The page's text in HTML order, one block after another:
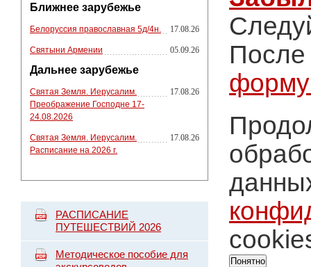
Ближнее зарубежье
Белоруссия православная 5д/4н. 17.08.26
Святыни Армении 05.09.26
Дальнее зарубежье
Святая Земля. Иерусалим.
Преображение Господне 17-
24.08.2026
17.08.26
Святая Земля. Иерусалим.
Расписание на 2026 г.
17.08.26
РАСПИСАНИЕ
ПУТЕШЕСТВИЙ 2026
Методическое пособие для
После
Понятно